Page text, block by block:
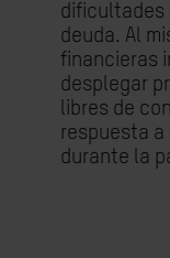
dificultades
deuda. Al
financieras
desplegar
libres de
respuesta a
durante la